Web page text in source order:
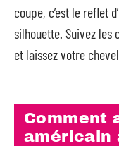
coupe, c’est le reflet
silhouette. Suivez les
et laissez votre
Comment
américain